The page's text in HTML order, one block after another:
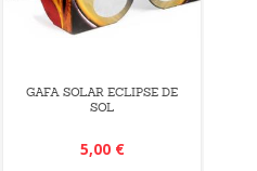
GAFA SOLAR ECLIPSE DE
SOL
5,00 €